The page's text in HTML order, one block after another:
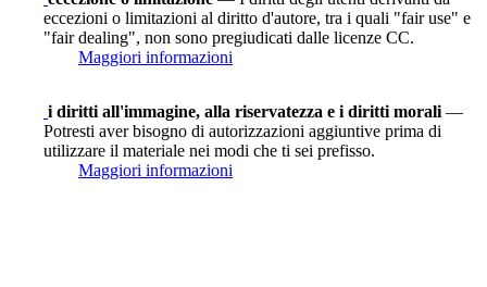
eccezioni o limitazioni al diritto d'autore, tra i quali "fair use" e
"fair dealing", non sono pregiudicati dalle licenze CC.
Maggiori informazioni
i diritti all'immagine, alla riservatezza e i diritti morali —
Potresti aver bisogno di autorizzazioni aggiuntive prima di
utilizzare il materiale nei modi che ti sei prefisso.
Maggiori informazioni